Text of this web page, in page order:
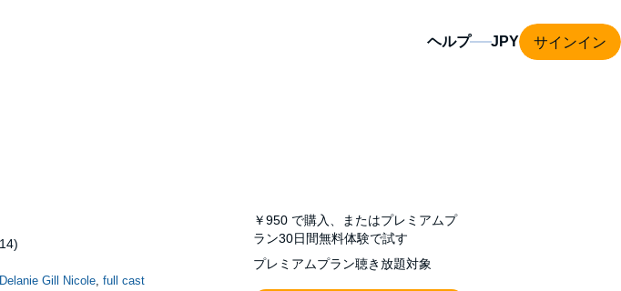
ヘルプ サインイン
Delanie Gill Nicole, full cast
￥950 で購入、またはプレミアムプ
ラン30日間無料体験で試す
プレミアムプラン聴き放題対象